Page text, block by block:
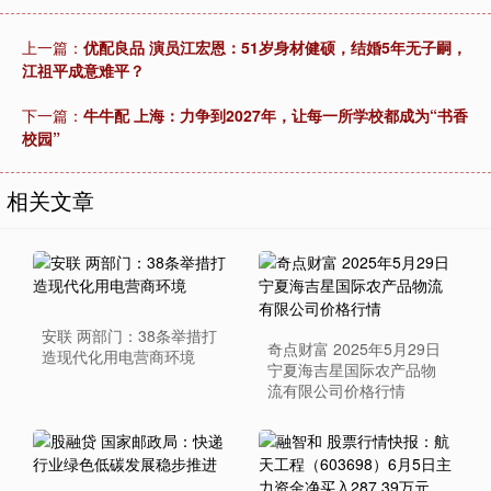
上一篇： 优配良品 演员江宏恩：51岁身材健硕，结婚5年无子嗣，
江祖平成意难平？
下一篇： 牛牛配 上海：力争到2027年，让每一所学校都成为“书香
校园”
相关文章
安联 两部门：38条举措打
造现代化用电营商环境
奇点财富 2025年5月29日
宁夏海吉星国际农产品物
流有限公司价格行情